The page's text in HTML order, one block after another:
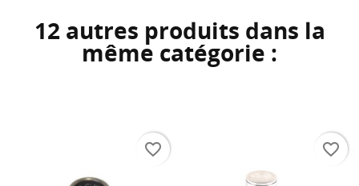
12 autres produits dans la
même catégorie :
favorite_border favorite_border